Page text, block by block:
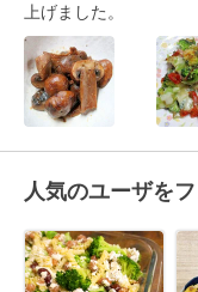
上げました。
人気のユーザを